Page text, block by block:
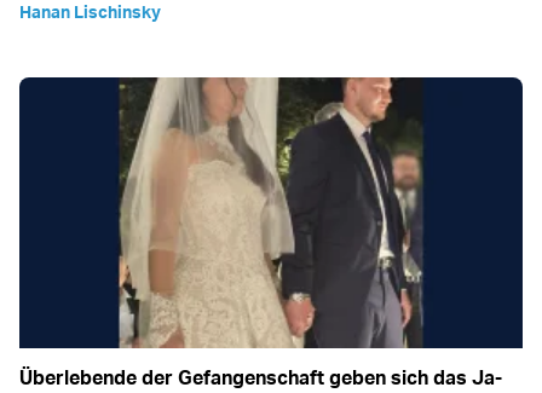
Hanan Lischinsky
Überlebende der Gefangenschaft geben sich das Ja-